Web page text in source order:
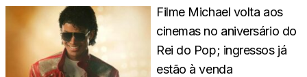
Filme Michael volta aos
cinemas no aniversário do
Rei do Pop; ingressos já
estão à venda